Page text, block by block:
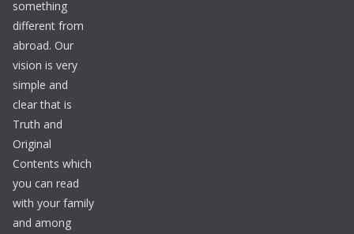
something
different from
abroad. Our
vision is very
simple and
clear that is
Truth and
Original
Contents which
you can read
with your family
and among